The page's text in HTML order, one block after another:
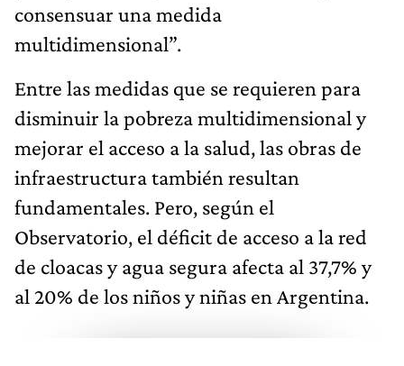
consensuar una medida
multidimensional”.
Entre las medidas que se requieren para
disminuir la pobreza multidimensional y
mejorar el acceso a la salud, las obras de
infraestructura también resultan
fundamentales. Pero, según el
Observatorio, el déficit de acceso a la red
de cloacas y agua segura afecta al 37,7% y
al 20% de los niños y niñas en Argentina.